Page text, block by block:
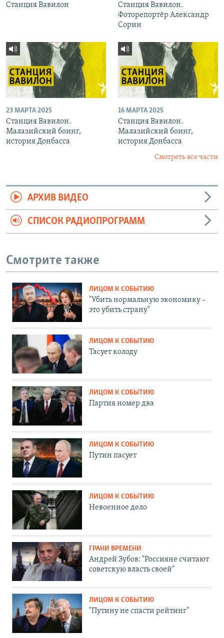
Станция Вавилон
Станция Вавилон.
Фоторепортёр Александр
Сорин
23 МАРТА 2025
Станция Вавилон.
Малазийский боинг,
история Донбасса
16 МАРТА 2025
Станция Вавилон.
Малазийский боинг,
история Донбасса
Смотреть все части
АРХИВ ВИДЕО
СПИСОК РАДИОПРОГРАММ
Смотрите также
ЛИЦОМ К СОБЫТИЮ
"Убить нормальную экономику –
это убить страну"
ЛИЦОМ К СОБЫТИЮ
Тасует колоду
ЛИЦОМ К СОБЫТИЮ
Партия номер два
ЛИЦОМ К СОБЫТИЮ
Путин пасует
ЛИЦОМ К СОБЫТИЮ
Невоенное дело
ГРАНИ ВРЕМЕНИ
Андрей Зубов: "Россияне считают
советскую власть своей"
ЛИЦОМ К СОБЫТИЮ
"Путину не спасти рейтинг"